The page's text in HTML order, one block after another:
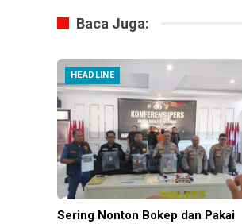
Baca Juga:
HEADLINE
Sering Nonton Bokep dan Pakai